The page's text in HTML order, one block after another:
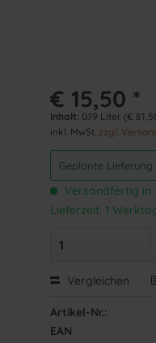
€ 15,50 *
Inhalt: 0.19 Liter (€
inkl. MwSt. zzgl.
Geplante
Versandfertig in
Lieferzeit: 1
Vergleichen
Artikel-Nr.:
EAN